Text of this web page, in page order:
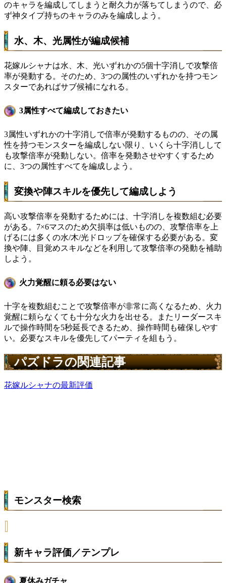
のキャラを編成してしまうと耐久力が落ちてしまうので、必
ず神タイプ持ちのキャラのみを編成しよう。
水、木、光属性が編成候補
花嫁ルシャナは水、木、光いずれかの5個十字消しで攻撃倍
率が発動する。そのため、3つの属性のいずれかを持つモン
スターであればサブ候補になれる。
3属性すべて編成しておきたい
3属性いずれかの十字消しで倍率が発動するものの、その属
性を持つモンスターを編成しない限り、いくら十字消しして
も攻撃倍率が発動しない。倍率を発動させやすくするため
に、3つの属性すべてを編成しよう。
変換や陣スキルを優先して編成しよう
高い攻撃倍率を発動するためには、十字消しを複数組む必要
がある。7×6マスのため欠損率は低いものの、攻撃倍率を上
げるには多くの水/木/光ドロップを確保する必要がある。変
換や陣、目覚めスキルなどを利用して攻撃倍率の発動を補助
しよう。
火力覚醒に頼る必要はない
十字を複数組むことで攻撃倍率が非常に高くなるため、火力
覚醒に頼らなくても十分な火力を出せる。またリーダースキ
ルで操作時間を5秒延長できるため、操作時間も確保しやす
い。必要なスキルを優先してパーティを組もう。
パズドラの関連記事
花嫁ルシャナの最新評価
モンスター検索
新キャラ評価／テンプレ
夏休みガチャ